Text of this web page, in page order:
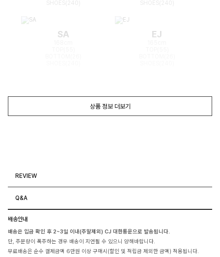
SA EJ
상품 정보 더보기
REVIEW
Q&A
배송안내
배송은 입금 확인 후 2~3일 이내(주말제외) CJ 대한통운으로 발송됩니다.
단, 주문량이 폭주하는 경우 배송이 지연될 수 있으니 양해바랍니다.
무료배송은 순수 결제금액 6만원 이상 구매시(할인 및 적립금 제외한 금액) 적용됩니다.